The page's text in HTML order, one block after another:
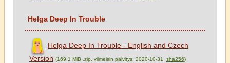
Helga Deep In Trouble
Helga Deep In Trouble - English and Czech
Version (169.1 MiB .zip, viimeisin päivitys: 2020-10-31, sha256)